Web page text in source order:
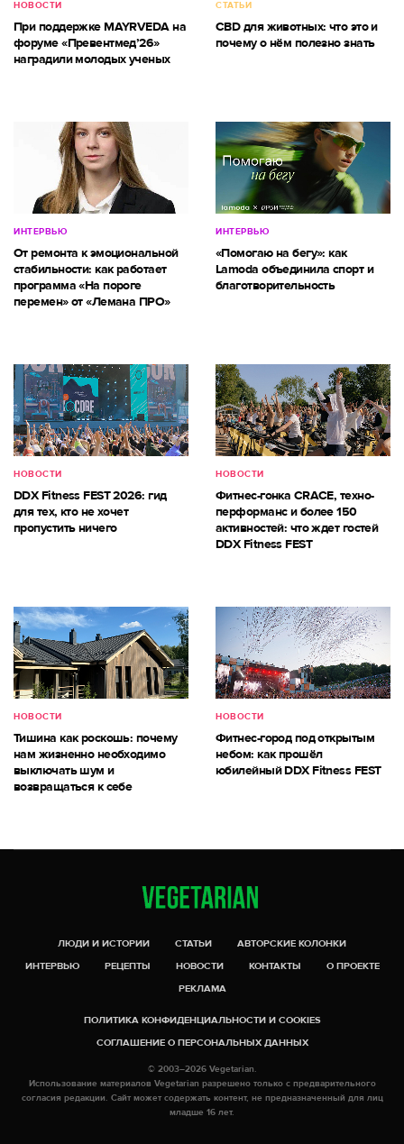
НОВОСТИ
При поддержке MAYRVEDA на
форуме «Превентмед’26»
наградили молодых ученых
СТАТЬИ
CBD для животных: что это и
почему о нём полезно знать
ИНТЕРВЬЮ
От ремонта к эмоциональной
стабильности: как работает
программа «На пороге
перемен» от «Лемана ПРО»
ИНТЕРВЬЮ
«Помогаю на бегу»: как
Lamoda объединила спорт и
благотворительность
НОВОСТИ
DDX Fitness FEST 2026: гид
для тех, кто не хочет
пропустить ничего
НОВОСТИ
Фитнес-гонка CRACE, техно-
перформанс и более 150
активностей: что ждет гостей
DDX Fitness FEST
НОВОСТИ
Тишина как роскошь: почему
нам жизненно необходимо
выключать шум и
возвращаться к себе
НОВОСТИ
Фитнес-город под открытым
небом: как прошёл
юбилейный DDX Fitness FEST
ЛЮДИ И ИСТОРИИ СТАТЬИ
АВТОРСКИЕ КОЛОНКИ
ИНТЕРВЬЮ
РЕЦЕПТЫ НОВОСТИ КОНТАКТЫ
О ПРОЕКТЕ
РЕКЛАМА
ПОЛИТИКА КОНФИДЕНЦИАЛЬНОСТИ И COOKIES
СОГЛАШЕНИЕ О ПЕРСОНАЛЬНЫХ ДАННЫХ
© 2003–2026 Vegetarian.
Использование материалов Vegetarian разрешено только с предварительного
согласия редакции. Сайт может содержать контент, не предназначенный для лиц
младше 16 лет.